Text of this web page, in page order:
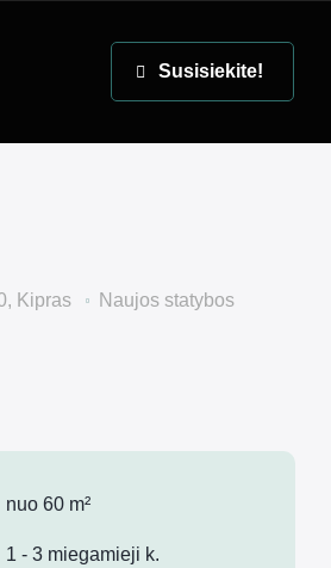
Susisiekite!
Kipras Naujos statybos
nuo 60 m²
1 - 3 miegamieji k.